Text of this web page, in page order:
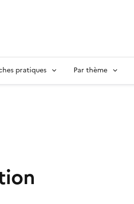
pratiques Par thème